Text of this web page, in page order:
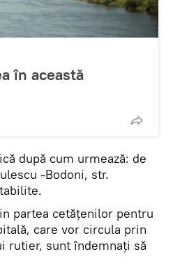
în această
după cum urmează: de
-Bodoni, str.
partea cetățenilor pentru
care vor circula prin
rutier, sunt îndemnaţi să